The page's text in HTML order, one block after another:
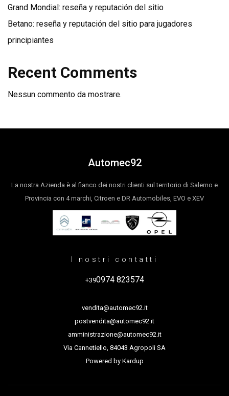
Grand Mondial: reseña y reputación del sitio
Betano: reseña y reputación del sitio para jugadores
principiantes
Recent Comments
Nessun commento da mostrare.
Automec92
La nostra Azienda è al fianco dei nostri clienti sul territorio di Salerno e
Provincia con 4 marchi, Citroen e DR Automobiles, EVO e XEV
I nostri contatti
+390974 823574
vendita@automec92.it
postvendita@automec92.it
amministrazione@automec92.it
Via Cannetiello, 84043 Agropoli SA
Powered by Kardup